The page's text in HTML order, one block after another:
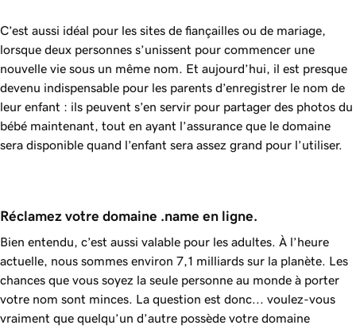
C’est aussi idéal pour les sites de fiançailles ou de mariage,
lorsque deux personnes s’unissent pour commencer une
nouvelle vie sous un même nom. Et aujourd’hui, il est presque
devenu indispensable pour les parents d’enregistrer le nom de
leur enfant : ils peuvent s’en servir pour partager des photos du
bébé maintenant, tout en ayant l’assurance que le domaine
sera disponible quand l’enfant sera assez grand pour l’utiliser.
Réclamez votre domaine .name en ligne.
Bien entendu, c’est aussi valable pour les adultes. À l’heure
actuelle, nous sommes environ 7,1 milliards sur la planète. Les
chances que vous soyez la seule personne au monde à porter
votre nom sont minces. La question est donc... voulez-vous
vraiment que quelqu’un d’autre possède votre domaine